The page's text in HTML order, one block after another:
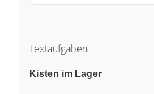
Textaufgaben
Kisten im Lager